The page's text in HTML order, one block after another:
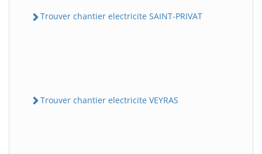
Trouver chantier electricite SAINT-PRIVAT
Trouver chantier electricite VEYRAS